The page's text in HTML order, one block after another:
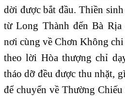
dời được bắt đầu. Thiền
từ Long Thành đến Bà Rịa
nơi cùng về Chơn Không
theo lời Hòa thượng chỉ
tháo dỡ đều được thu nhặt,
để chuyển về Thường